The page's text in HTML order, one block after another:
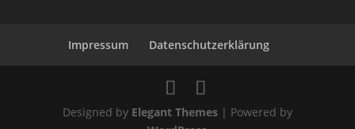
Impressum Datenschutzerklärung
Designed by Elegant Themes| Powered by